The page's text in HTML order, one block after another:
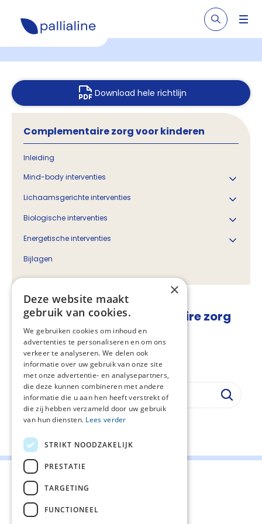
Download hele richtlijn
Complementaire zorg voor kinderen
Inleiding
Mind-body interventies
Lichaamsgerichte interventies
Biologische interventies
Energetische interventies
Bijlagen
Handreiking Complementaire zorg
voor kinderen
Vastgesteld:
12-10-2023
Regiehouder:
V&VN
Deel deze pagina:
Contact
×
Deze website maakt
gebruik van cookies.
We gebruiken cookies om inhoud en
advertenties te personaliseren en om ons
verkeer te analyseren. We delen ook
informatie over uw gebruik van onze site
met onze advertentie- en analysepartners,
die deze kunnen combineren met andere
informatie die u aan hen heeft verstrekt of
die zij hebben verzameld door uw gebruik
van hun diensten. Lees verder
STRIKT NOODZAKELIJK
PRESTATIE
TARGETING
FUNCTIONEEL